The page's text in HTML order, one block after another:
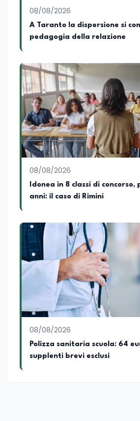
08/08/2026
A Taranto la dispersione si
pedagogia della relazione
08/08/2026
Idonea in 8 classi di concorso,
anni: il caso di Rimini
08/08/2026
Polizza sanitaria scuola: 64
supplenti brevi esclusi